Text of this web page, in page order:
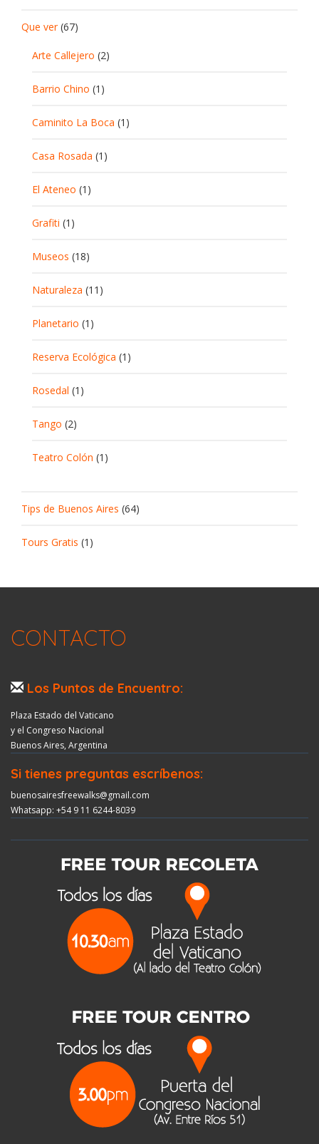
Que ver(67)
Arte Callejero (2)
Barrio Chino (1)
Caminito La Boca (1)
Casa Rosada (1)
El Ateneo (1)
Grafiti (1)
Museos (18)
Naturaleza (11)
Planetario (1)
Reserva Ecológica (1)
Rosedal (1)
Tango (2)
Teatro Colón (1)
Tips de Buenos Aires (64)
Tours Gratis (1)
CONTACTO
Los Puntos de Encuentro:
Plaza Estado del Vaticano
y el Congreso Nacional
Buenos Aires, Argentina
Si tienes preguntas escríbenos:
buenosairesfreewalks@gmail.com
Whatsapp: +54 9 11 6244-8039